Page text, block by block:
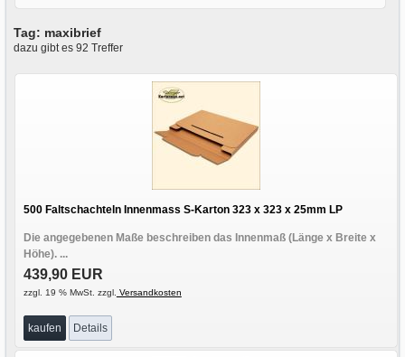
Tag: maxibrief
dazu gibt es 92 Treffer
500 Faltschachteln Innenmass S-Karton 323 x 323 x 25mm LP
Die angegebenen Maße beschreiben das Innenmaß (Länge x Breite x
Höhe). ...
439,90 EUR
zzgl. 19 % MwSt. zzgl. Versandkosten
kaufen Details